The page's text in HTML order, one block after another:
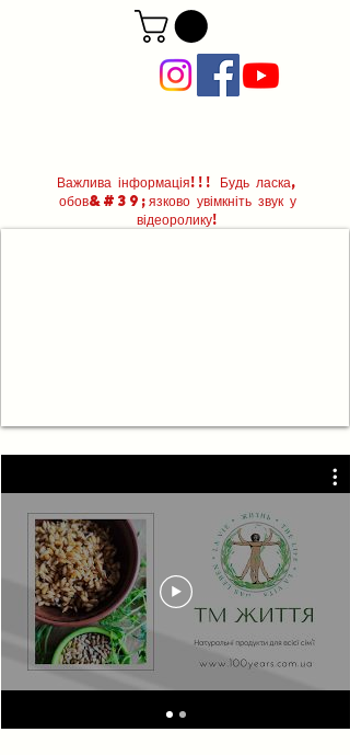
Важлива інформація!!! Будь ласка,
обов&#39;язково увімкніть звук у
відеоролику!